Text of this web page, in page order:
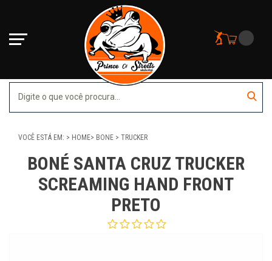
VOCÊ ESTÁ EM: HOME BONE TRUCKER
BONÉ SANTA CRUZ TRUCKER
SCREAMING HAND FRONT
PRETO